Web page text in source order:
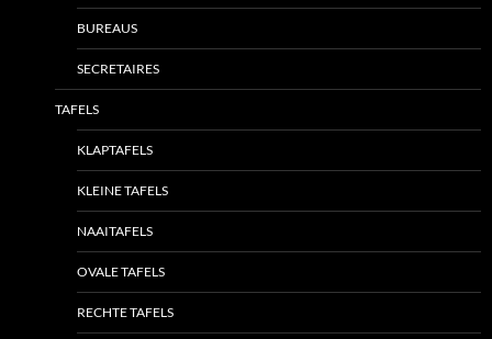
BUREAUS
SECRETAIRES
TAFELS
KLAPTAFELS
KLEINE TAFELS
NAAITAFELS
OVALE TAFELS
RECHTE TAFELS